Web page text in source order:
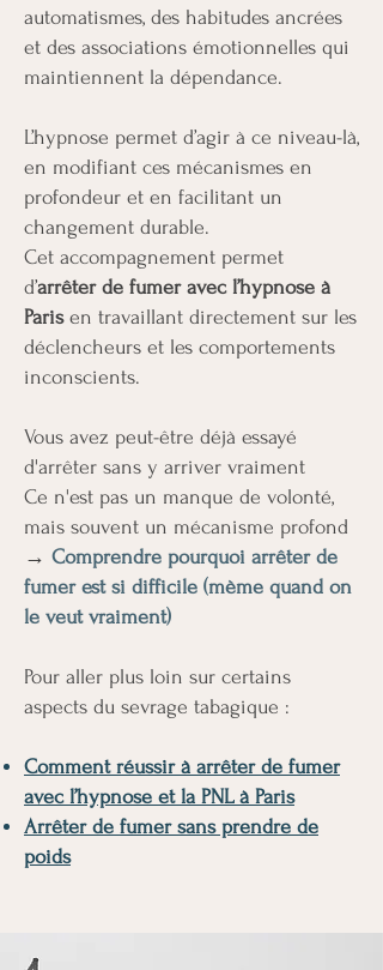
automatismes, des habitudes ancrées
et des associations émotionnelles qui
maintiennent la dépendance.
L’hypnose permet d’agir à ce niveau-là,
en modifiant ces mécanismes en
profondeur et en facilitant un
changement durable.
Cet accompagnement permet
d’arrêter de fumer avec l’hypnose à
Parisen travaillant directement sur les
déclencheurs et les comportements
inconscients.
Vous avez peut-être déjà essayé
d'arrêter sans y arriver vraiment
Ce n'est pas un manque de volonté,
mais souvent un mécanisme profond
→ Comprendre pourquoi arrêter de
fumer est si difficile (mème quand on
le veut vraiment)
Pour aller plus loin sur certains
aspects du sevrage tabagique :
Comment réussir à arrêter de fumer
avec l’hypnose et la PNL à Paris
Arrêter de fumer sans prendre de
poids